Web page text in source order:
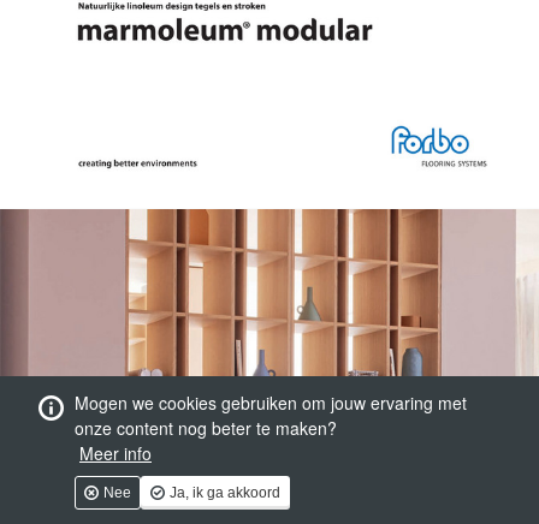
Mogen we cookies gebruiken om jouw ervaring met
onze content nog beter te maken?
Meer info
Nee Ja, ik ga akkoord